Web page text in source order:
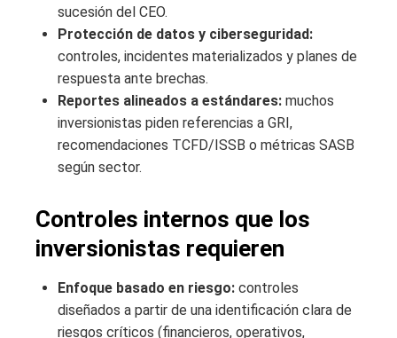
sucesión del CEO.
Protección de datos y ciberseguridad:
controles, incidentes materializados y planes de
respuesta ante brechas.
Reportes alineados a estándares: muchos
inversionistas piden referencias a GRI,
recomendaciones TCFD/ISSB o métricas SASB
según sector.
Controles internos que los
inversionistas requieren
Enfoque basado en riesgo: controles
diseñados a partir de una identificación clara de
riesgos críticos (financieros, operativos,